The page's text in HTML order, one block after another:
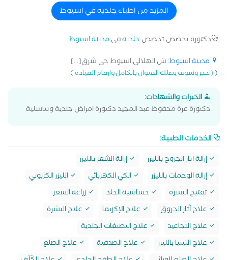
المزيد من اطباء جلدية في اسيوط
دكتورة تخصص تخصص جلديةفي مدينة اسيوط
مدينة اسيوط: ش الهلالى اسيوط حي شرق[...]
((احجز وسوف يصلك العنوان بالكامل وارقام العيادة)
الخبرات والشهادات:
دكتورة عزة محفوظ عبد المجيد دكتورة امراض جلدية وتناسلية
الخدمات الطبية:
إزالة اثار الجروح بالليزر
إزالة الشعر بالليزر
إزالة الوحمات بالليزر
الكي الكهربائي
الليزر الكربوني
تفتيح البشرة
حساسية الجلد
زراعة الشعر
علاج آثار الحروق
علاج الإكزيما
علاج البشرة
علاج التجاعيد
علاج التصبغات الجلدية
علاج التينيا بالليزر
علاج الصدفية
علاج الصلع